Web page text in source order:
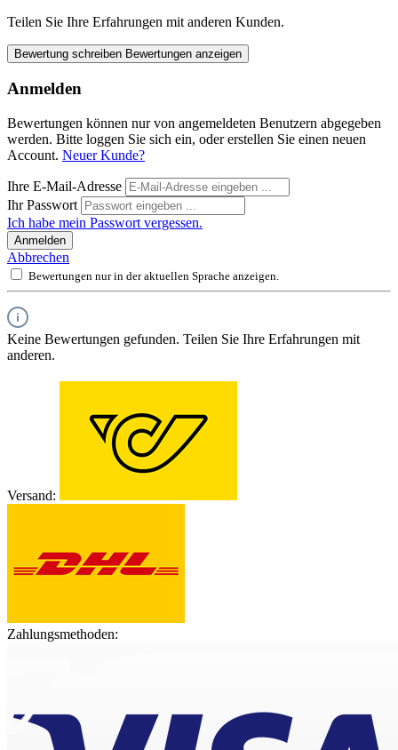
Teilen Sie Ihre Erfahrungen mit anderen Kunden.
Bewertung schreiben Bewertungen anzeigen
Anmelden
Bewertungen können nur von angemeldeten Benutzern abgegeben
werden. Bitte loggen Sie sich ein, oder erstellen Sie einen neuen
Account. Neuer Kunde?
Ihre E-Mail-Adresse
Ihr Passwort
Ich habe mein Passwort vergessen.
Anmelden
Abbrechen
Bewertungen nur in der aktuellen Sprache anzeigen.
Keine Bewertungen gefunden. Teilen Sie Ihre Erfahrungen mit
anderen.
Versand:
Zahlungsmethoden: